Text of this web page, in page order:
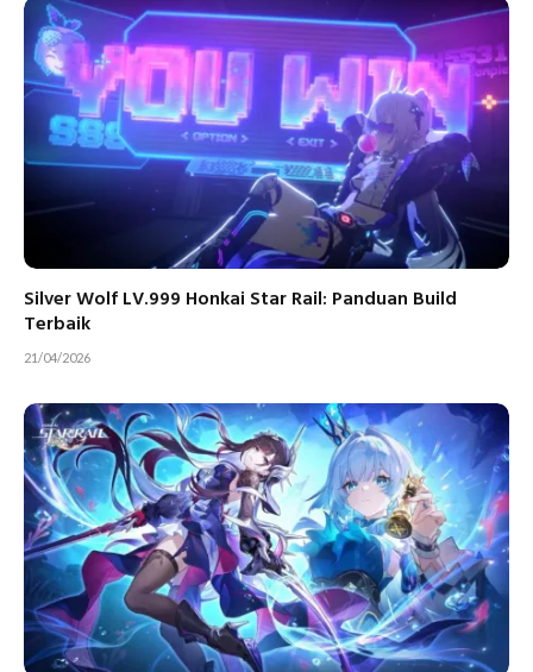
Silver Wolf LV.999 Honkai Star Rail: Panduan Build
Terbaik
21/04/2026